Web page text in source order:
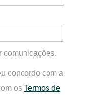
comunicações.
concordo com a
os Termos de